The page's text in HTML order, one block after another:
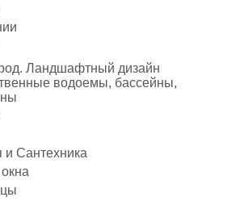
Ландшафтный дизайн
водоемы, бассейны,
и Сантехника